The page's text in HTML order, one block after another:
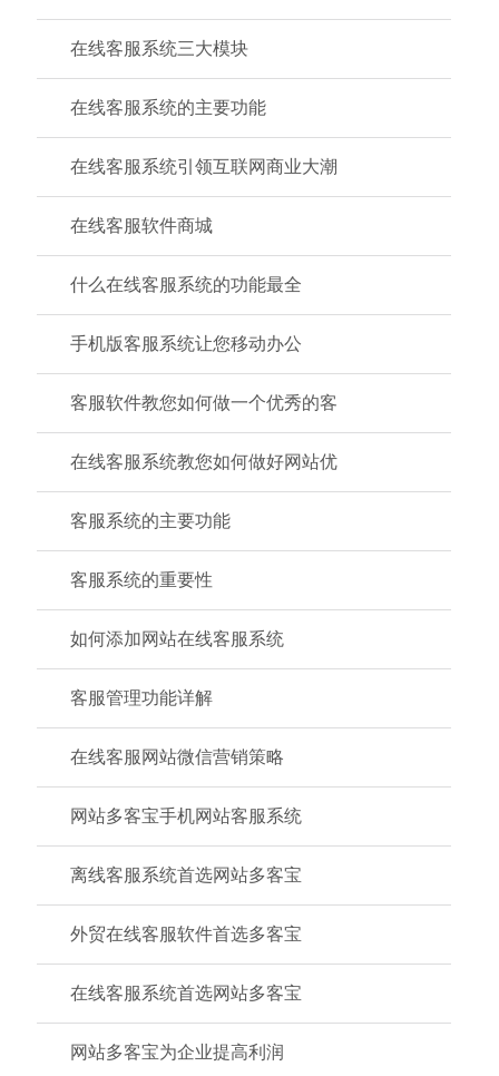
在线客服系统三大模块
在线客服系统的主要功能
在线客服系统引领互联网商业大潮
在线客服软件商城
什么在线客服系统的功能最全
手机版客服系统让您移动办公
客服软件教您如何做一个优秀的客
在线客服系统教您如何做好网站优
客服系统的主要功能
客服系统的重要性
如何添加网站在线客服系统
客服管理功能详解
在线客服网站微信营销策略
网站多客宝手机网站客服系统
离线客服系统首选网站多客宝
外贸在线客服软件首选多客宝
在线客服系统首选网站多客宝
网站多客宝为企业提高利润